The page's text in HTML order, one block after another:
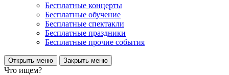
Бесплатные концерты
Бесплатные обучение
Бесплатные спектакли
Бесплатные праздники
Бесплатные прочие события
Открыть меню Закрыть меню
Что ищем?